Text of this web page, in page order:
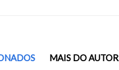
MAIS DO AUTOR